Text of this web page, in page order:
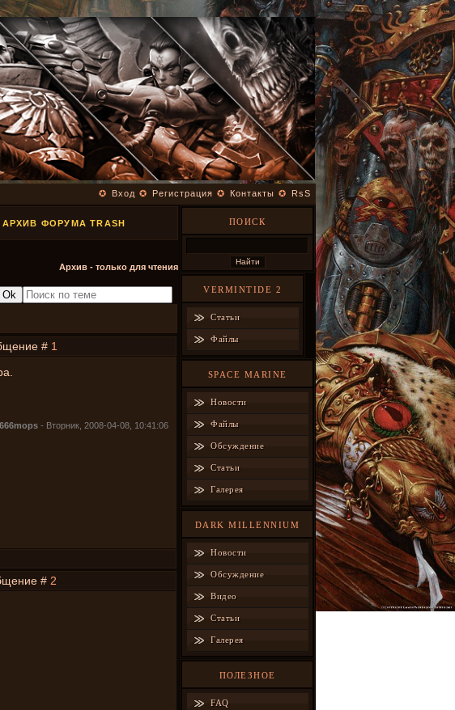
✪ Вход ✪ Регистрация ✪ Контакты ✪ RsS
ФОРУМА TRASH
Архив - только для чтения
# 1
666mops - Вторник, 2008-04-08, 10:41:06
# 2
ПОИСК
VERMINTIDE 2
Статьи
Файлы
SPACE MARINE
Новости
Файлы
Обсуждение
Статьи
Галерея
DARK MILLENNIUM
Новости
Обсуждение
Видео
Статьи
Галерея
ПОЛЕЗНОЕ
FAQ